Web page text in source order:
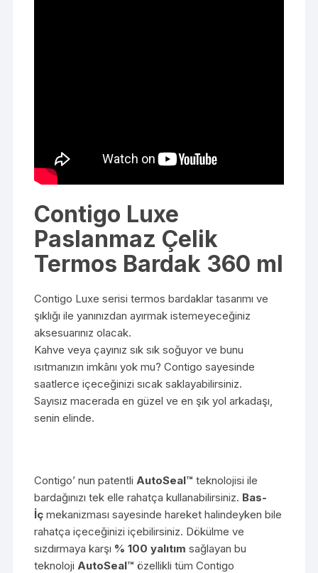
Contigo Luxe
Paslanmaz Çelik
Termos Bardak 360 ml
Contigo Luxe serisi termos bardaklar tasarımı ve
şıklığı ile yanınızdan ayırmak istemeyeceğiniz
aksesuarınız olacak.
Kahve veya çayınız sık sık soğuyor ve bunu
ısıtmanızın imkânı yok mu? Contigo sayesinde
saatlerce içeceğinizi sıcak saklayabilirsiniz.
Sayısız macerada en güzel ve en şık yol arkadaşı,
senin elinde.
Contigo’ nun patentli AutoSeal™ teknolojisi ile
bardağınızı tek elle rahatça kullanabilirsiniz. Bas-
İç mekanizması sayesinde hareket halindeyken bile
rahatça içeceğinizi içebilirsiniz. Dökülme ve
sızdırmaya karşı % 100 yalıtımsağlayan bu
teknoloji AutoSeal™özellikli tüm Contigo